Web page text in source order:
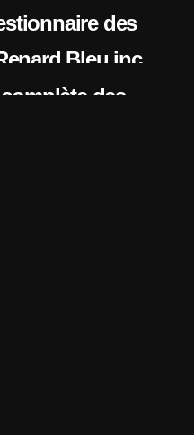
des
Bleu inc.,